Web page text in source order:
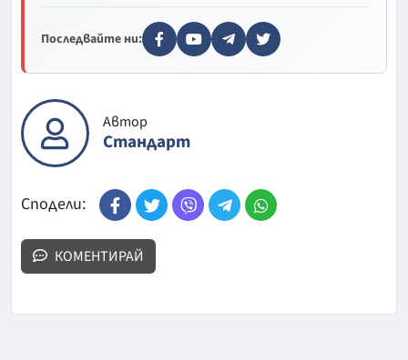
Последвайте ни:
Автор
Стандарт
Сподели:
КОМЕНТИРАЙ